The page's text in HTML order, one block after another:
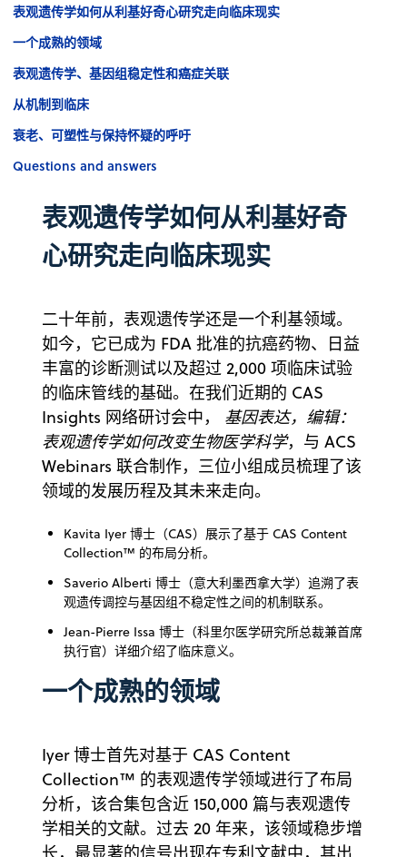
表观遗传学如何从利基好奇心研究走向临床现实
一个成熟的领域
表观遗传学、基因组稳定性和癌症关联
从机制到临床
衰老、可塑性与保持怀疑的呼吁
Questions and answers
表观遗传学如何从利基好奇
心研究走向临床现实
二十年前，表观遗传学还是一个利基领域。
如今，它已成为 FDA 批准的抗癌药物、日益
丰富的诊断测试以及超过 2,000 项临床试验
的临床管线的基础。在我们近期的 CAS
Insights 网络研讨会中， 基因表达，编辑：
表观遗传学如何改变生物医学科学，与 ACS
Webinars 联合制作，三位小组成员梳理了该
领域的发展历程及其未来走向。
Kavita Iyer 博士（CAS）展示了基于 CAS Content
Collection™ 的布局分析。
Saverio Alberti 博士（意大利墨西拿大学）追溯了表
观遗传调控与基因组不稳定性之间的机制联系。
Jean-Pierre Issa 博士（科里尔医学研究所总裁兼首席
执行官）详细介绍了临床意义。
一个成熟的领域
Iyer 博士首先对基于 CAS Content
Collection™ 的表观遗传学领域进行了布局
分析，该合集包含近 150,000 篇与表观遗传
学相关的文献。过去 20 年来，该领域稳步增